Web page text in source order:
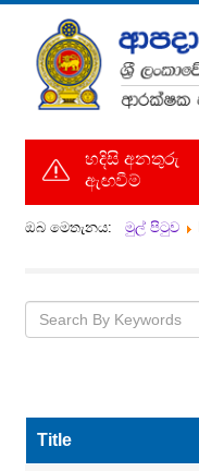
හදිසි අනතුරු
ඇඟවීම්
ඔබ මෙතැනය: මුල් පිටුව
Title